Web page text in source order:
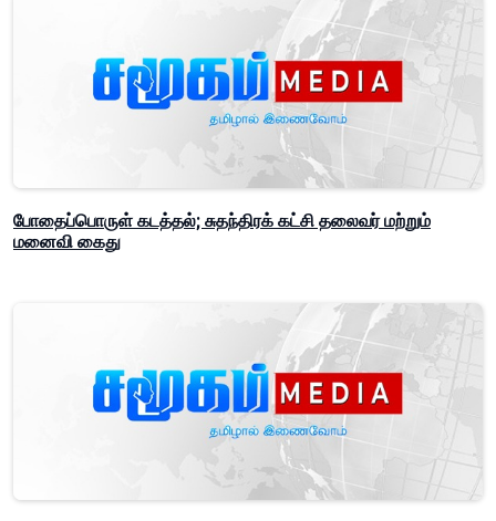
போதைப்பொருள் கடத்தல்; சுதந்திரக் கட்சி தலைவர் மற்றும்
மனைவி கைது